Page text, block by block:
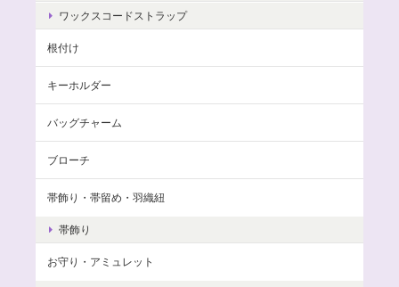
ワックスコードストラップ
根付け
キーホルダー
バッグチャーム
ブローチ
帯飾り・帯留め・羽織紐
帯飾り
お守り・アミュレット